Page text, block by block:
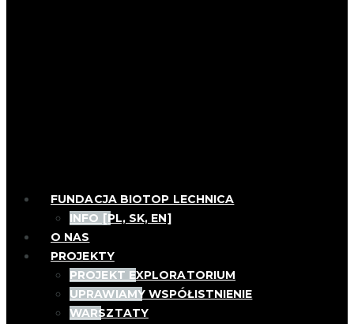
FUNDACJA BIOTOP LECHNICA
INFO [PL, SK, EN]
O NAS
PROJEKTY
PROJEKT EXPLORATORIUM
UPRAWIAMY WSPÓŁISTNIENIE
WARSZTATY